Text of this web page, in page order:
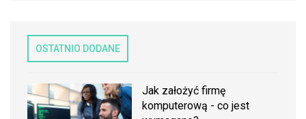
OSTATNIO DODANE
Jak założyć firmę
komputerową - co jest